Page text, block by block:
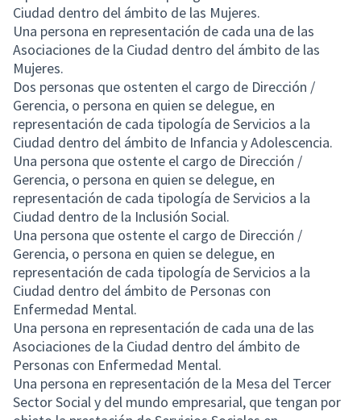
Ciudad dentro del ámbito de las Mujeres.
Una persona en representación de cada una de las
Asociaciones de la Ciudad dentro del ámbito de las
Mujeres.
Dos personas que ostenten el cargo de Dirección /
Gerencia, o persona en quien se delegue, en
representación de cada tipología de Servicios a la
Ciudad dentro del ámbito de Infancia y Adolescencia.
Una persona que ostente el cargo de Dirección /
Gerencia, o persona en quien se delegue, en
representación de cada tipología de Servicios a la
Ciudad dentro de la Inclusión Social.
Una persona que ostente el cargo de Dirección /
Gerencia, o persona en quien se delegue, en
representación de cada tipología de Servicios a la
Ciudad dentro del ámbito de Personas con
Enfermedad Mental.
Una persona en representación de cada una de las
Asociaciones de la Ciudad dentro del ámbito de
Personas con Enfermedad Mental.
Una persona en representación de la Mesa del Tercer
Sector Social y del mundo empresarial, que tengan por